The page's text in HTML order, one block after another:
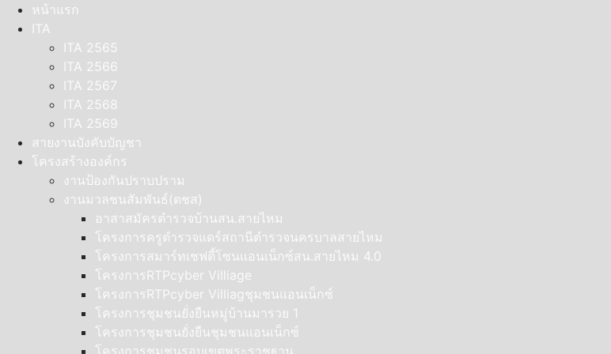
Skip
หน้าแรก
ITA
ITA 2565
ITA 2566
ITA 2567
ITA 2568
ITA 2569
สายงานบังคับบัญชา
โครงสร้างองค์กร
งานป้องกันปราบปราม
งานมวลชนสัมพันธ์(ตชส)
อาสาสมัครตำรวจบ้านสน.สายไหม
โครงการครูตำรวจแดร์สถานีตำรวจนครบาลสายไหม
โครงการสมาร์ทเชฟตี้โซนแอนเน็กซ์สน.สายไหม 4.0
โครงการRTPcyber Villiage
โครงการRTPcyber Villiagชุมชนแอนเน็กซ์
โครงการชุมชนยั่งยืนหมู่บ้านมารวย 1
โครงการชุมชนยั่งยืนชุมชนแอนเน็กซ์
โครงการชุมชนรอบเขตพระราชฐาน